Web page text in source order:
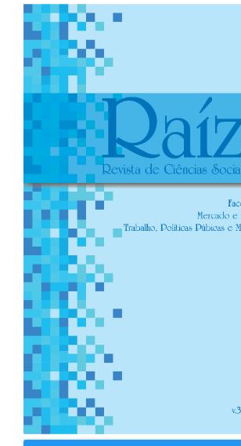
Barra
lateral
de
artigos